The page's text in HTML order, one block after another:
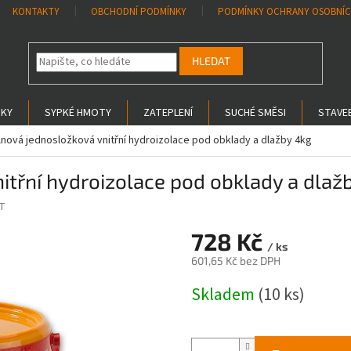
KONTAKTY OBCHODNÍ PODMÍNKY PODMÍNKY OCHRANY
HLEDAT
SYPKÉ HMOTY ZATEPLENÍ SUCHÉ SMĚSI
jednosložková vnitřní hydroizolace pod obklady a dlažby 4kg
hydroizolace pod obklady a
728 Kč / ks
601,65 Kč bez DPH
cena:
Skladem (10 ks)